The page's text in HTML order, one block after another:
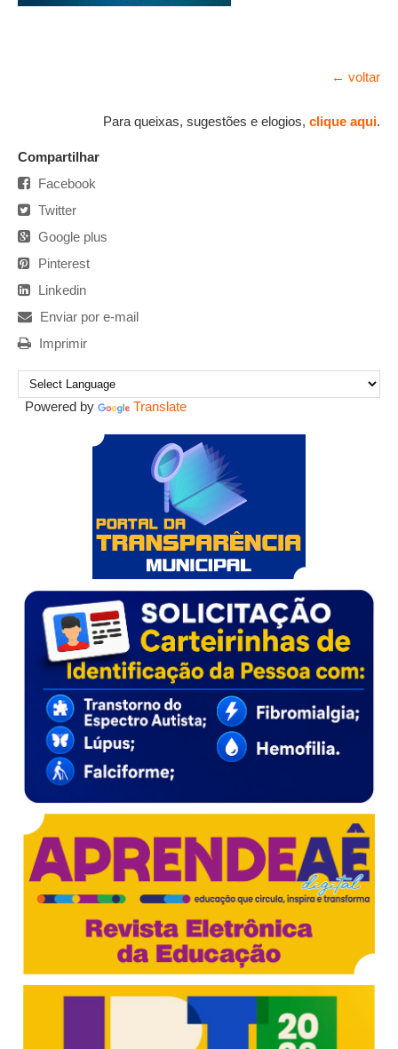
← voltar
Para queixas, sugestões e elogios, clique aqui.
Compartilhar
Facebook
Twitter
Google plus
Pinterest
Linkedin
Enviar por e-mail
Imprimir
Powered by Translate